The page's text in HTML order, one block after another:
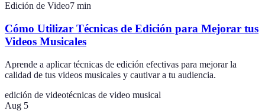
Edición de Video7 min
Cómo Utilizar Técnicas de Edición para Mejorar tus
Videos Musicales
Aprende a aplicar técnicas de edición efectivas para mejorar la
calidad de tus videos musicales y cautivar a tu audiencia.
edición de videotécnicas de video musical
Aug 5